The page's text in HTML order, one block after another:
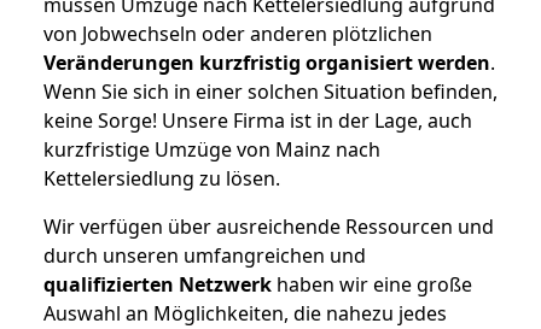
von Jobwechseln oder anderen plötzlichen
Veränderungen kurzfristig organisiert werden.
Wenn Sie sich in einer solchen Situation befinden,
keine Sorge! Unsere Firma ist in der Lage, auch
kurzfristige Umzüge von Mainz nach
Kettelersiedlung zu lösen.
Wir verfügen über ausreichende Ressourcen und
durch unseren umfangreichen und
qualifizierten Netzwerk haben wir eine große
Auswahl an Möglichkeiten, die nahezu jedes